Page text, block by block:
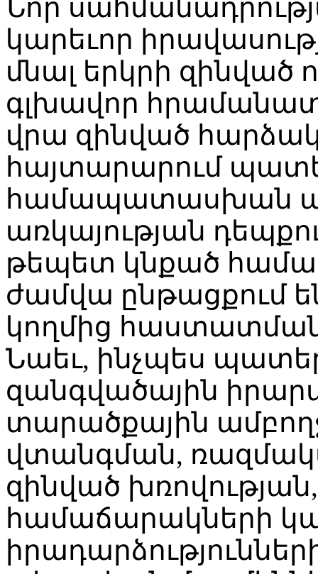
Նոր
կարեւոր
մնալ երկրի զինված
գլխավոր
վրա զինված
հայտարարում
համապատասխան
առկայության
թեպետ կնքած
ժամվա ընթացքում
կողմից
Նաեւ, ինչպես
զանգվածային
տարածքային
վտանգման,
զինված
համաճարակների